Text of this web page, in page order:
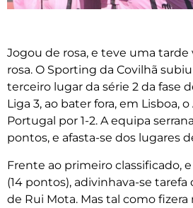
Jogou de rosa, e teve uma
rosa. O Sporting da Covilhã
terceiro lugar da série 2 da fase
Liga 3, ao bater fora, em Lisboa,
Portugal por 1-2. A equipa
pontos, e afasta-se dos lugares
Frente ao primeiro classificado,
(14 pontos), adivinhava-se tarefa
de Rui Mota. Mas tal como